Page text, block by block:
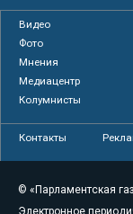
Видео
Фото
Мнения
Медиацентр
Колумнисты
Контакты
© «Парламентская
Электронное